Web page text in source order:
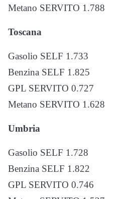
Metano SERVITO 1.788
Toscana
Gasolio SELF 1.733
Benzina SELF 1.825
GPL SERVITO 0.727
Metano SERVITO 1.628
Umbria
Gasolio SELF 1.728
Benzina SELF 1.822
GPL SERVITO 0.746